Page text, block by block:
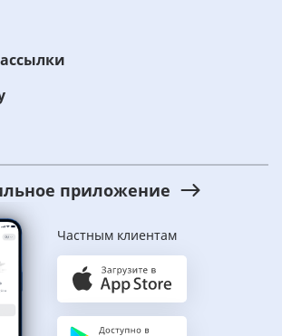
приложение
Частным клиентам